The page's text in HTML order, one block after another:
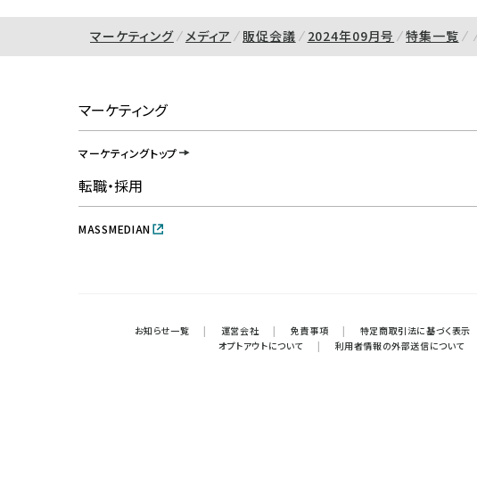
マーケティング メディア 販促会議 2024年09月号 特集一覧
マーケティング
マーケティングトップ
転職・採用
MASSMEDIAN
お知らせ一覧 | 運営会社 | 免責事項 | 特定商取引法に基づく表示
オプトアウトについて
| 利用者情報の外部送信について